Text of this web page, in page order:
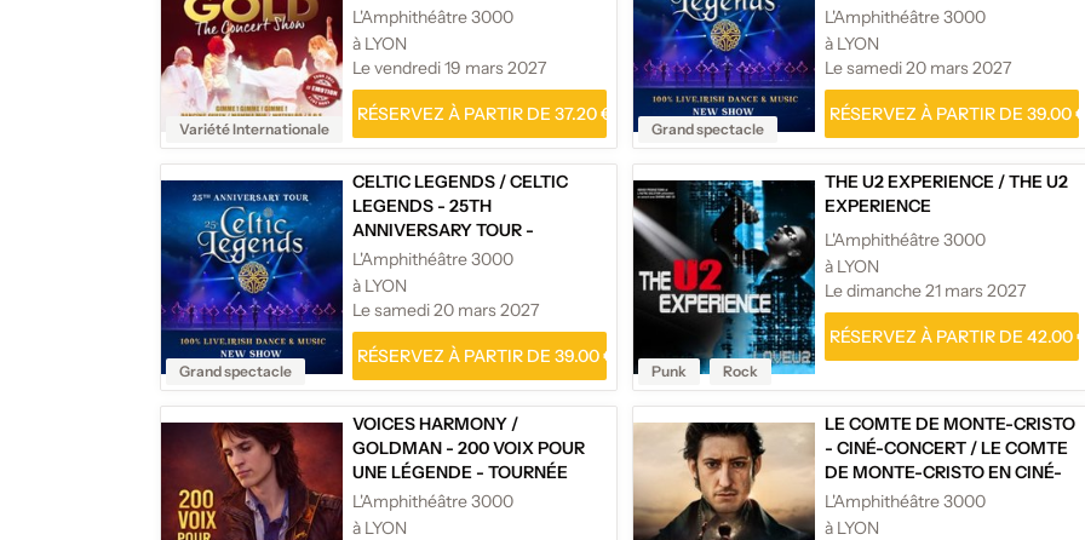
Variété Internationale
L'Amphithéâtre 3000
à LYON
Le vendredi 19 mars 2027
RÉSERVEZ À PARTIR DE 37.20 €
Grand spectacle
TOURNÉE
L'Amphithéâtre 3000
à LYON
Le samedi 20 mars 2027
RÉSERVEZ À PARTIR DE 39.00
Grand spectacle
CELTIC LEGENDS /CELTIC
LEGENDS - 25TH
ANNIVERSARY TOUR -
TOURNÉE
L'Amphithéâtre 3000
à LYON
Le samedi 20 mars 2027
RÉSERVEZ À PARTIR DE 39.00 €
Punk Rock
THE U2 EXPERIENCE /THE U2
EXPERIENCE
L'Amphithéâtre 3000
à LYON
Le dimanche 21 mars 2027
RÉSERVEZ À PARTIR DE 42.00
VOICES HARMONY /
GOLDMAN - 200 VOIX POUR
UNE LÉGENDE - TOURNÉE
L'Amphithéâtre 3000
à LYON
LE COMTE DE MONTE-CRISTO
- CINÉ-CONCERT /LE COMTE
DE MONTE-CRISTO EN CINÉ-
CONCERT
L'Amphithéâtre 3000
à LYON